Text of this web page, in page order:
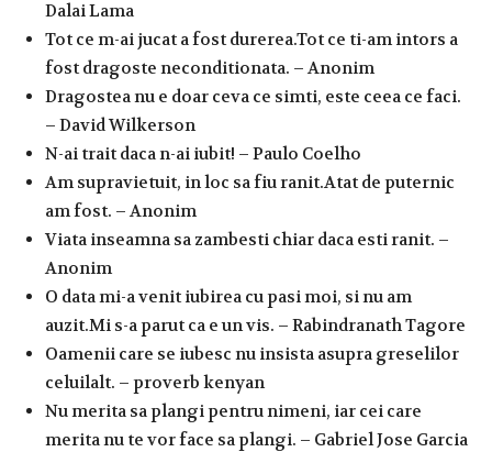
Dalai Lama
Tot ce m-ai jucat a fost durerea.Tot ce ti-am intors a
fost dragoste neconditionata. – Anonim
Dragostea nu e doar ceva ce simti, este ceea ce faci.
– David Wilkerson
N-ai trait daca n-ai iubit! – Paulo Coelho
Am supravietuit, in loc sa fiu ranit.Atat de puternic
am fost. – Anonim
Viata inseamna sa zambesti chiar daca esti ranit. –
Anonim
O data mi-a venit iubirea cu pasi moi, si nu am
auzit.Mi s-a parut ca e un vis. – Rabindranath Tagore
Oamenii care se iubesc nu insista asupra greselilor
celuilalt. – proverb kenyan
Nu merita sa plangi pentru nimeni, iar cei care
merita nu te vor face sa plangi. – Gabriel Jose Garcia